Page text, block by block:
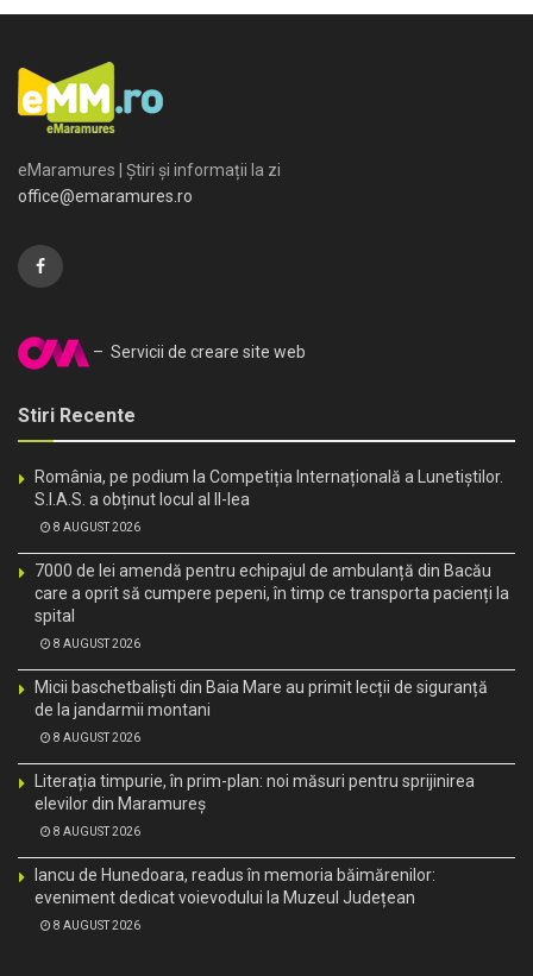
eMaramures | Știri și informații la zi
office@emaramures.ro
– Servicii de creare site web
Stiri Recente
România, pe podium la Competiția Internațională a Lunetiștilor.
S.I.A.S. a obținut locul al II-lea
8 AUGUST 2026
7000 de lei amendă pentru echipajul de ambulanță din Bacău
care a oprit să cumpere pepeni, în timp ce transporta pacienți la
spital
8 AUGUST 2026
Micii baschetbaliști din Baia Mare au primit lecții de siguranță
de la jandarmii montani
8 AUGUST 2026
Literația timpurie, în prim-plan: noi măsuri pentru sprijinirea
elevilor din Maramureș
8 AUGUST 2026
Iancu de Hunedoara, readus în memoria băimărenilor:
eveniment dedicat voievodului la Muzeul Județean
8 AUGUST 2026